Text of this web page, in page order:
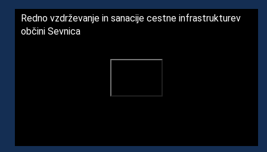
Redno vzdrževanje in sanacije cestne infrastrukturev
občini Sevnica